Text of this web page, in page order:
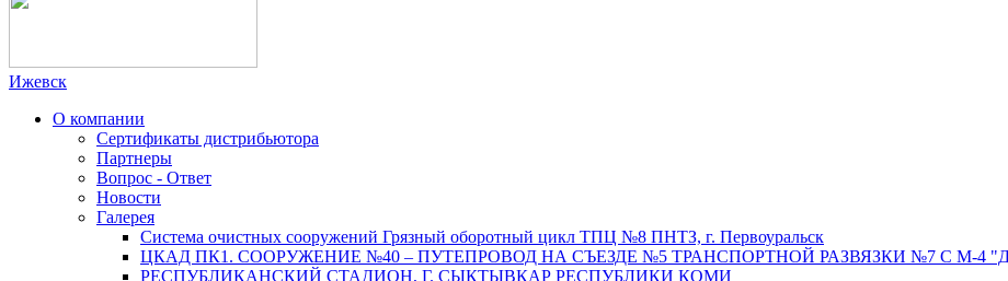
Ижевск
О компании
Сертификаты дистрибьютора
Партнеры
Вопрос - Ответ
Новости
Галерея
Система очистных сооружений Грязный оборотный цикл ТПЦ №8 ПНТЗ, г. Первоуральск
ЦКАД ПК1. СООРУЖЕНИЕ №40 – ПУТЕПРОВОД НА СЪЕЗДЕ №5 ТРАНСПОРТНОЙ РАЗВЯЗКИ №7 С М-4
РЕСПУБЛИКАНСКИЙ СТАДИОН, Г. СЫКТЫВКАР РЕСПУБЛИКИ КОМИ